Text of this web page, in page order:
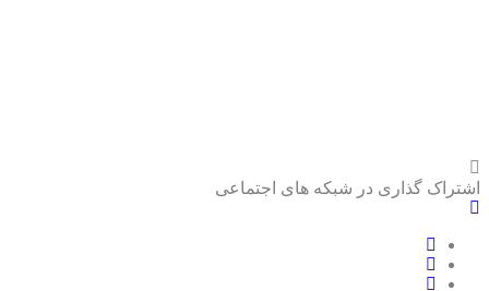
اشتراک گذاری در شبکه های اجتماعی